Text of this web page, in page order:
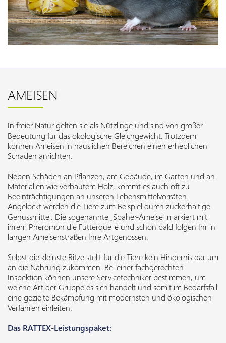
AMEISEN
In freier Natur gelten sie als Nützlinge und sind von großer
Bedeutung für das ökologische Gleichgewicht. Trotzdem
können Ameisen in häuslichen Bereichen einen erheblichen
Schaden anrichten.
Neben Schäden an Pflanzen, am Gebäude, im Garten und an
Materialien wie verbautem Holz, kommt es auch oft zu
Beeinträchtigungen an unseren Lebensmittelvorräten.
Angelockt werden die Tiere zum Beispiel durch zuckerhaltige
Genussmittel. Die sogenannte „Späher-Ameise" markiert mit
ihrem Pheromon die Futterquelle und schon bald folgen Ihr in
langen Ameisenstraßen Ihre Artgenossen.
Selbst die kleinste Ritze stellt für die Tiere kein Hindernis dar um
an die Nahrung zukommen. Bei einer fachgerechten
Inspektion können unsere Servicetechniker bestimmen, um
welche Art der Gruppe es sich handelt und somit im Bedarfsfall
eine gezielte Bekämpfung mit modernsten und ökologischen
Verfahren einleiten.
Das RATTEX-Leistungspaket: